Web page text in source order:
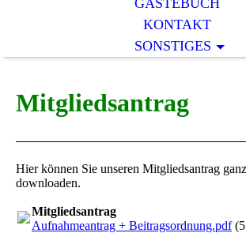
GÄSTEBUCH
KONTAKT
SONSTIGES
Mitgliedsantrag
Hier können Sie unseren Mitgliedsantrag
downloaden.
Mitgliedsantrag
Aufnahmeantrag + Beitragsordnung.pdf